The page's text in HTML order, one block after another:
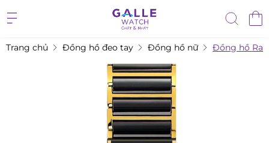
Trang chủ Đồng hồ đeo tay Đồng hồ nữ Đồng hồ